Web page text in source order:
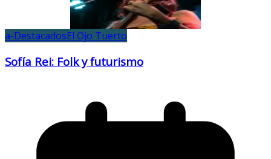
a-DestacadosEl Ojo Tuerto
Sofía Rei: Folk y futurismo